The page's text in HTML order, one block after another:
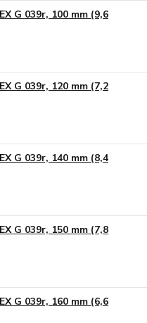
G 039r, 100 mm (9,6
G 039r, 120 mm (7,2
G 039r, 140 mm (8,4
G 039r, 150 mm (7,8
G 039r, 160 mm (6,6